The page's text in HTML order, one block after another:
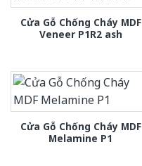
Cửa Gỗ Chống Cháy MDF
Veneer P1R2 ash
Cửa Gỗ Chống Cháy MDF
Melamine P1